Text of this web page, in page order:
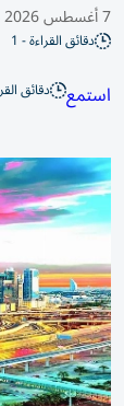
7 أغسطس 2026 16:18 مساء
دقائق القراءة - 1
استمع دقائق